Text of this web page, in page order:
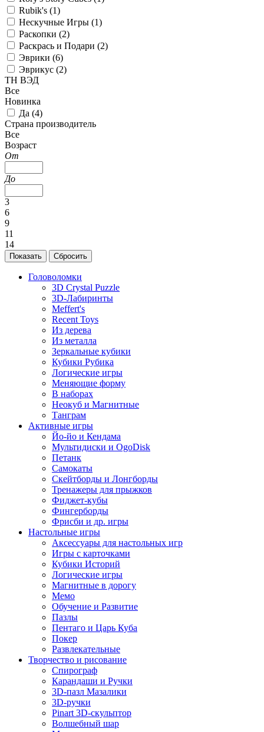
Rubik's (1)
Нескучные Игры (1)
Раскопки (2)
Раскрась и Подари (2)
Эврики (6)
Эврикус (2)
ТН ВЭД
Все
Новинка
Да (4)
Страна производитель
Все
Возраст
От
До
3
6
9
11
14
Головоломки
3D Crystal Puzzle
3D-Лабиринты
Meffert's
Recent Toys
Из дерева
Из металла
Зеркальные кубики
Кубики Рубика
Логические игры
Меняющие форму
В наборах
Неокуб и Магнитные
Танграм
Активные игры
Йо-йо и Кендама
Мультидиски и OgoDisk
Петанк
Самокаты
Скейтборды и Лонгборды
Тренажеры для прыжков
Фиджет-кубы
Фингерборды
Фрисби и др. игры
Настольные игры
Аксессуары для настольных игр
Игры с карточками
Кубики Историй
Логические игры
Магнитные в дорогу
Мемо
Обучение и Развитие
Пазлы
Пентаго и Царь Куба
Покер
Развлекательные
Творчество и рисование
Спирограф
Карандаши и Ручки
3D-пазл Мазалики
3D-ручки
Pinart 3D-скульптор
Волшебный шар